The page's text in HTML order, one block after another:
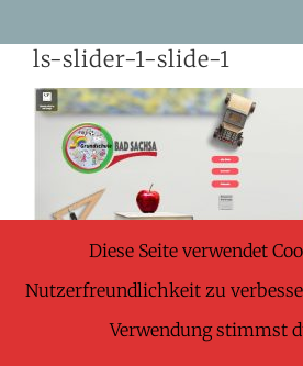
content
ls-slider-1-slide-1
Diese Seite verwendet
Nutzerfreundlichkeit zu
Verwendung stimmst